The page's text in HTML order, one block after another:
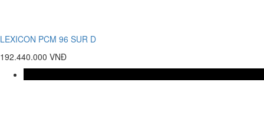
LEXICON PCM 96 SUR D
192.440.000 VNĐ